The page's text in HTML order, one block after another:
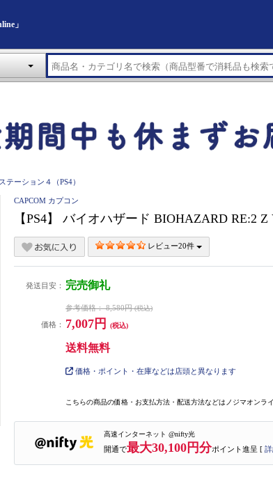
」
テーション４（PS4）
CAPCOM カプコン
【PS4】 バイオハザード BIOHAZARD RE:2 Z
レビュー20件
発送目安： 完売御礼
価格：
参考価格： 8,580円(税込)
7,007円 (税込)
送料無料
価格・ポイント・在庫などは店頭と異なります
こちらの商品の価格・お支払方法・配送方法などはノジマオンラ
高速インターネット @nifty光
開通で最大30,100円分ポイント進呈 [